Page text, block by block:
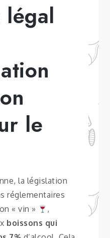
légal
le
la législation
réglementaires
« vin »
,
boissons qui